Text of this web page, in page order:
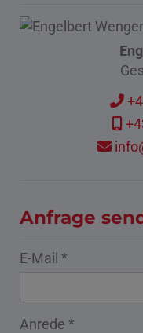
Anfrage
E-Mail
Anrede